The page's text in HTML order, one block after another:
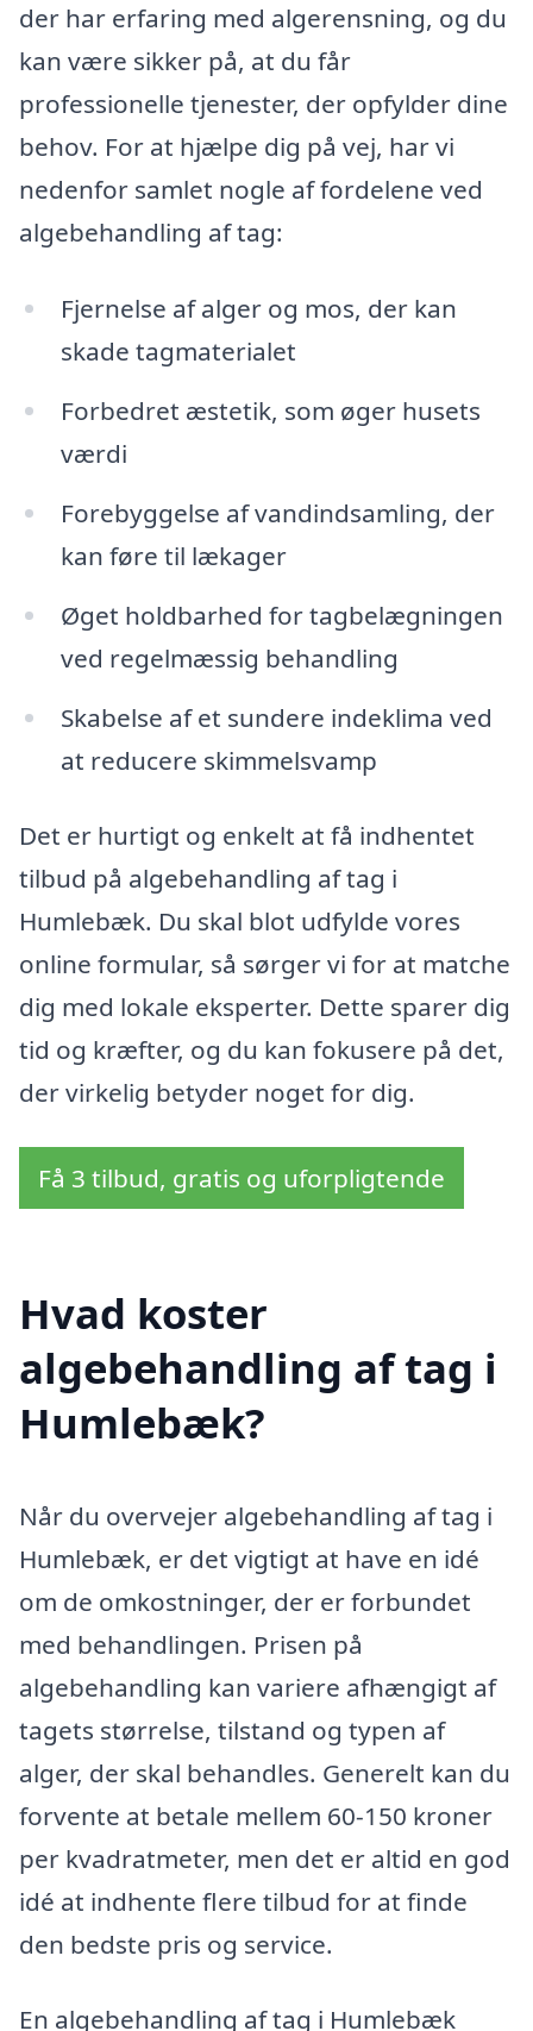
der har erfaring med algerensning, og du
kan være sikker på, at du får
professionelle tjenester, der opfylder dine
behov. For at hjælpe dig på vej, har vi
nedenfor samlet nogle af fordelene ved
algebehandling af tag:
Fjernelse af alger og mos, der kan
skade tagmaterialet
Forbedret æstetik, som øger husets
værdi
Forebyggelse af vandindsamling, der
kan føre til lækager
Øget holdbarhed for tagbelægningen
ved regelmæssig behandling
Skabelse af et sundere indeklima ved
at reducere skimmelsvamp
Det er hurtigt og enkelt at få indhentet
tilbud på algebehandling af tag i
Humlebæk. Du skal blot udfylde vores
online formular, så sørger vi for at matche
dig med lokale eksperter. Dette sparer dig
tid og kræfter, og du kan fokusere på det,
der virkelig betyder noget for dig.
Få 3 tilbud, gratis og uforpligtende
Hvad koster
algebehandling af tag i
Humlebæk?
Når du overvejer algebehandling af tag i
Humlebæk, er det vigtigt at have en idé
om de omkostninger, der er forbundet
med behandlingen. Prisen på
algebehandling kan variere afhængigt af
tagets størrelse, tilstand og typen af
alger, der skal behandles. Generelt kan du
forvente at betale mellem 60-150 kroner
per kvadratmeter, men det er altid en god
idé at indhente flere tilbud for at finde
den bedste pris og service.
En algebehandling af tag i Humlebæk